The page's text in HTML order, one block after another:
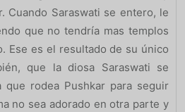
Cuando Saraswati se entero, le
que no tendría mas templos
Ese es el resultado de su único
que la diosa Saraswati se
que rodea Pushkar para seguir
no sea adorado en otra parte y